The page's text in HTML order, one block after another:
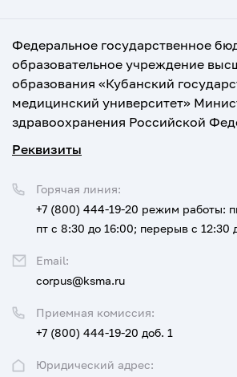
Федеральное государственное
образовательное учреждение
образования «Кубанский
медицинский университет»
здравоохранения Российской
Реквизиты
Юридический адрес:
Приемная комиссия:
+7 (800) 444-19-20 доб. 1
Горячая линия:
+7 (800) 444-19-20 режим работы:
пт с 8:30 до 16:00; перерыв с 12:30
Email:
corpus@ksma.ru